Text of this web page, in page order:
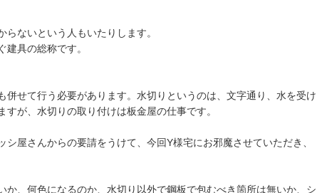
ないという人もいたりします。
具の総称です。
せて行う必要があります。水切りというのは、文字通り、水を受け
が、水切りの取り付けは板金屋の仕事です。
屋さんからの要請をうけて、今回Y様宅にお邪魔させていただき、
、何色になるのか、水切り以外で鋼板で包むべき箇所は無いか、シ